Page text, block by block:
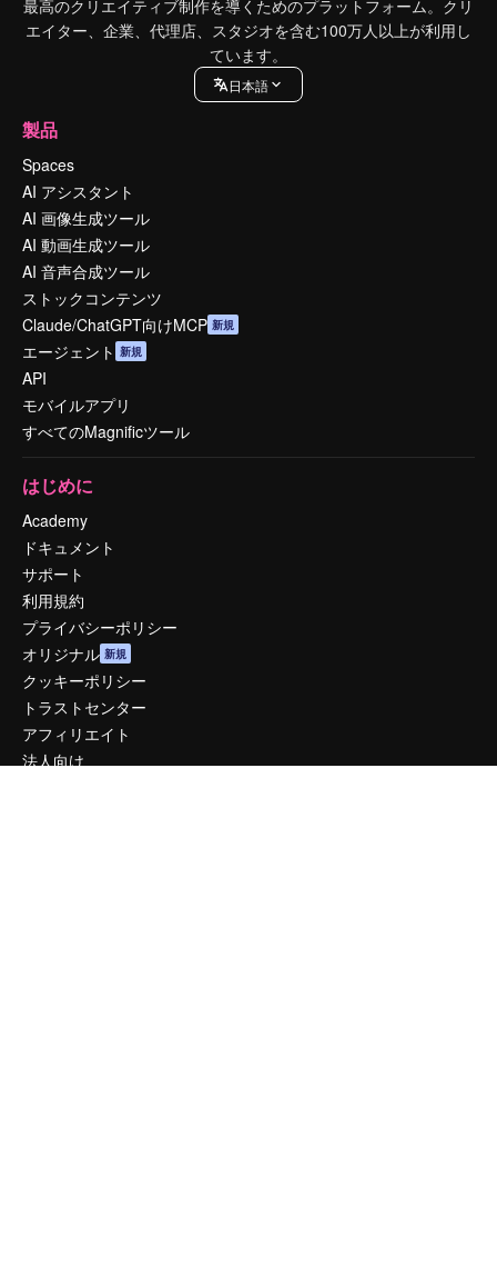
最高のクリエイティブ制作を導くためのプラットフォーム。クリ
エイター、企業、代理店、スタジオを含む100万人以上が利用し
ています。
日本語
製品
Spaces
AI アシスタント
AI 画像生成ツール
AI 動画生成ツール
AI 音声合成ツール
ストックコンテンツ
Claude/ChatGPT向けMCP 新規
エージェント 新規
API
モバイルアプリ
すべてのMagnificツール
はじめに
Academy
ドキュメント
サポート
利用規約
プライバシーポリシー
オリジナル 新規
クッキーポリシー
トラストセンター
アフィリエイト
法人向け